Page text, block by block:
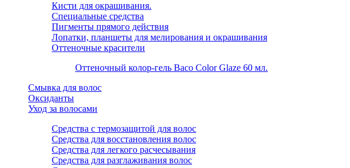
Кисти для окрашивания.
Специальные средства
Пигменты прямого действия
Лопатки, планшеты для мелирования и окрашивания
Оттеночные красители
Оттеночный колор-гель Baco Color Glaze 60 мл.
Смывка для волос
Оксиданты
Уход за волосами
Средства с термозащитой для волос
Средства для восстановления волос
Средства для легкого расчесывания
Средства для разглаживания волос